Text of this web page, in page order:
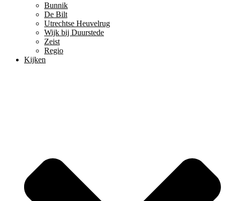
Bunnik
De Bilt
Utrechtse Heuvelrug
Wijk bij Duurstede
Zeist
Regio
Kijken